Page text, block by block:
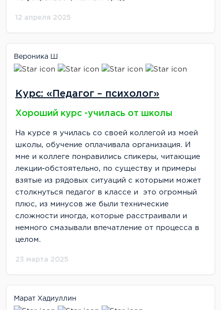
12 апреля 2025
Вероника Ш
Курс: «Педагог – психолог»
Хороший курс -училась от школы
На курсе я училась со своей коллегой из моей
школы, обучение оплачивала организация. И
мне и коллеге понравились спикеры, читающие
лекции-обстоятельно, по существу и примеры
взятые из рядовых ситуаций с которыми может
столкнуться педагог в классе и это огромный
плюс, из минусов же были технические
сложности иногда, которые расстраивали и
немного смазывали впечатление от процесса в
целом.
23 марта 2025
Марат Хадиуллин